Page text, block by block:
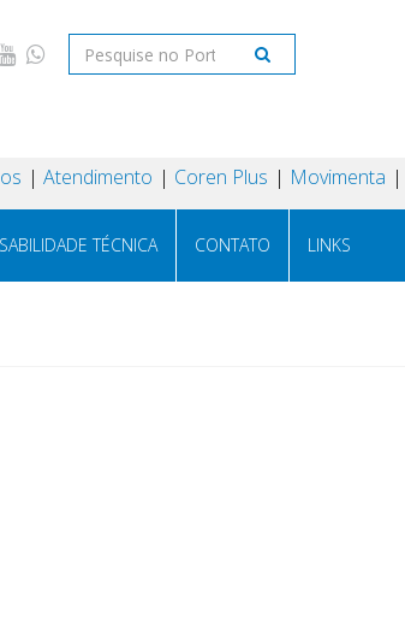
Atendimento Coren Plus Movimenta
TÉCNICA CONTATO LINKS